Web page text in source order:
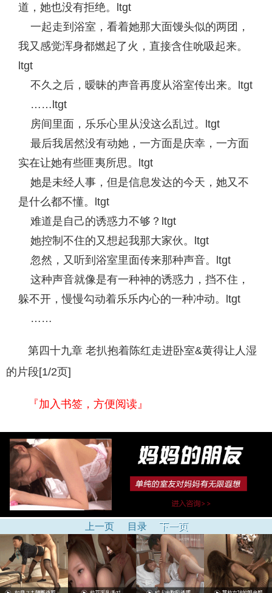
道，她也没有拒绝。ltgt
一起走到浴室，看着她那大面馒头似的两团，
我又感觉浑身都燃起了火，直接含住吮吸起来。
ltgt
不久之后，暧昧的声音再度从浴室传出来。ltgt
……ltgt
房间里面，乐乐心里从没这么乱过。ltgt
最后我居然没有动她，一方面是庆幸，一方面
实在让她有些匪夷所思。ltgt
她是未经人事，但是信息发达的今天，她又不
是什么都不懂。ltgt
难道是自己的诱惑力不够？ltgt
她控制不住的又想起我那大家伙。ltgt
忽然，又听到浴室里面传来那种声音。ltgt
这种声音就像是有一种神的诱惑力，挡不住，
躲不开，慢慢勾动着乐乐内心的一种冲动。ltgt
……
第四十九章 老扒抱着陈红走进卧室&黄得让人湿
的片段[1/2页]
『加入书签，方便阅读』
上一页 目录 下一页